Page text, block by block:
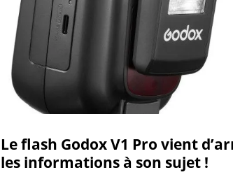
Le flash Godox V1 Pro vient
les informations à son sujet !